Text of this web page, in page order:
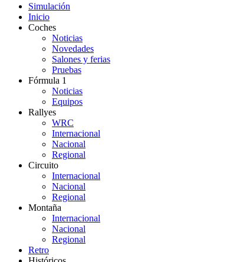
Simulación
Inicio
Coches
Noticias
Novedades
Salones y ferias
Pruebas
Fórmula 1
Noticias
Equipos
Rallyes
WRC
Internacional
Nacional
Regional
Circuito
Internacional
Nacional
Regional
Montaña
Internacional
Nacional
Regional
Retro